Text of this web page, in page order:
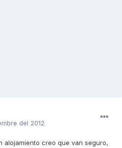
del 2012
alojamiento creo que van seguro,